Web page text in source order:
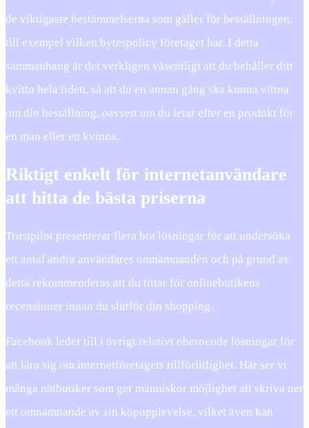
de viktigaste bestämmelserna som gäller för beställningen,
till exempel vilken bytespolicy företaget har. I detta
sammanhang är det verkligen väsentligt att du behåller ditt
kvitto hela tiden, så att du en annan gång ska kunna vittna
om din beställning, oavsett om du letar efter en produkt för
en man eller en kvinna.
Riktigt enkelt för internetanvändare
att hitta de bästa priserna
Trustpilot presenterar flera bra lösningar för att undersöka
ett antal andra användares omnämnanden och på grund av
detta rekommenderas att du tittar för onlinebutikens
recensioner innan du slutför din shopping.
Facebook leder till i övrigt relativt oberoende lösningar för
att lära sig om internetföretagets tillförlitlighet. Här ser vi
många nätbutiker som ger människor möjlighet att skriva ner
ett omnämnande av sin köpupplevelse, vilket även kan